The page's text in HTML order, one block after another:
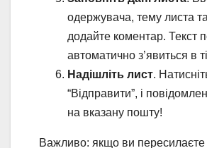
одержувача, тему листа
додайте коментар. Текст
автоматично з’явиться в
Надішліть лист.
“Відправити”, і
на вказану пошту!
Важливо: якщо ви